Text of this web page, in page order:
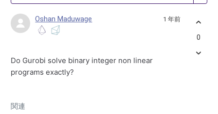
Oshan Maduwage 1 年前
Do Gurobi solve binary integer non linear
programs exactly?
関連
0